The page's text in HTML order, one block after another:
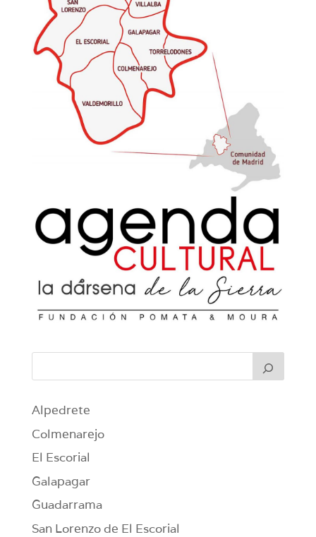
Alpedrete
Colmenarejo
El Escorial
Galapagar
Guadarrama
San Lorenzo de El Escorial